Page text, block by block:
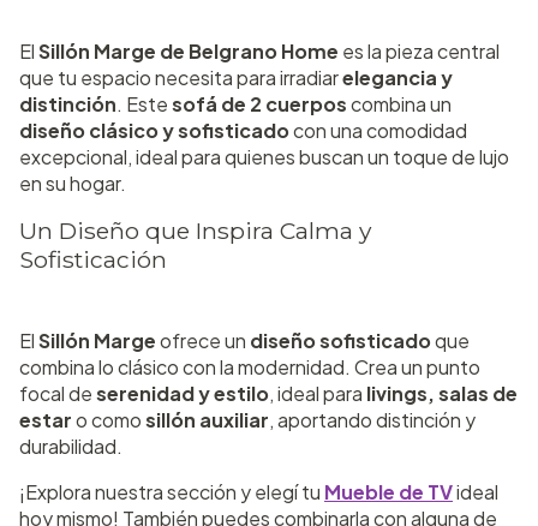
ElSillón Marge de Belgrano Home es la pieza central
que tu espacio necesita para irradiarelegancia y
distinción. Estesofá de 2 cuerposcombina un
diseño clásico y sofisticadocon una comodidad
excepcional, ideal para quienes buscan un toque de lujo
en su hogar.
Un Diseño que Inspira Calma y
Sofisticación
ElSillón Margeofrece un diseño sofisticadoque
combina lo clásico con la modernidad. Crea un punto
focal deserenidad y estilo, ideal para livings, salas de
estaro comosillón auxiliar, aportando distinción y
durabilidad.
¡Explora nuestra sección y elegí tu Mueble de TVideal
hoy mismo! También puedes combinarla con alguna de